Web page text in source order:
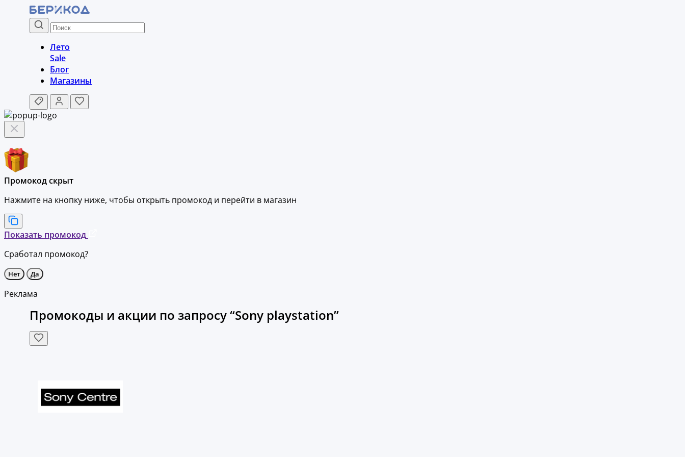
Лето
Sale
Блог
Магазины
Промокод скрыт
Нажмите на кнопку ниже, чтобы открыть промокод и перейти в магазин
Показать промокод
Сработал промокод?
Нет Да
Реклама
Промокоды и акции по запросу “Sony playstation”